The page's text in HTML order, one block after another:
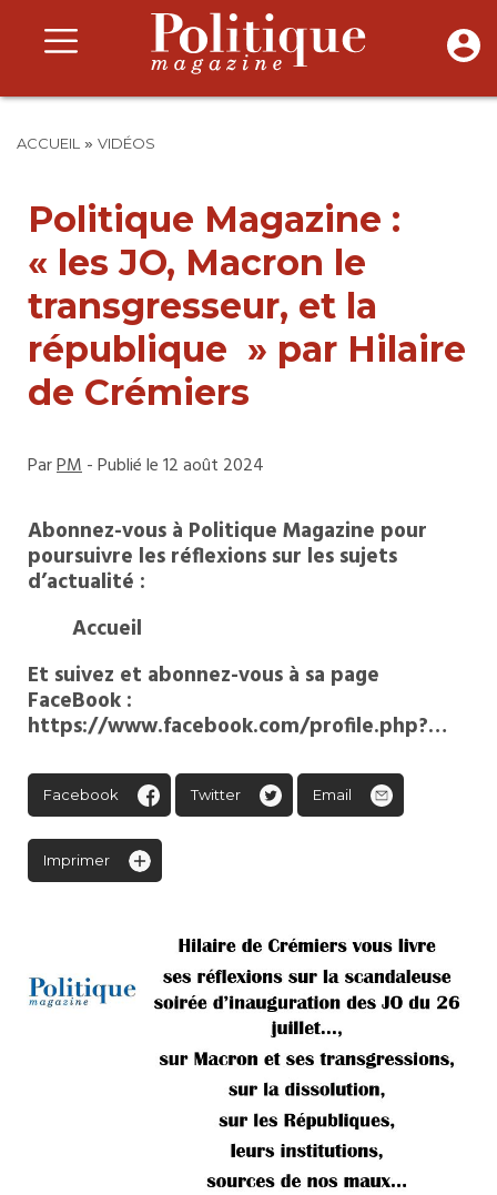
ACCUEIL » VIDÉOS
Politique Magazine :
« les JO, Macron le
transgresseur, et la
république » par Hilaire
de Crémiers
ParPM- Publié le 12 août 2024
Abonnez-vous à Politique Magazine pour
poursuivre les réflexions sur les sujets
d’actualité :
Accueil
Et suivez et abonnez-vous à sa page
FaceBook :
https://www.facebook.com/profile.php?…
Facebook Twitter Email
Imprimer